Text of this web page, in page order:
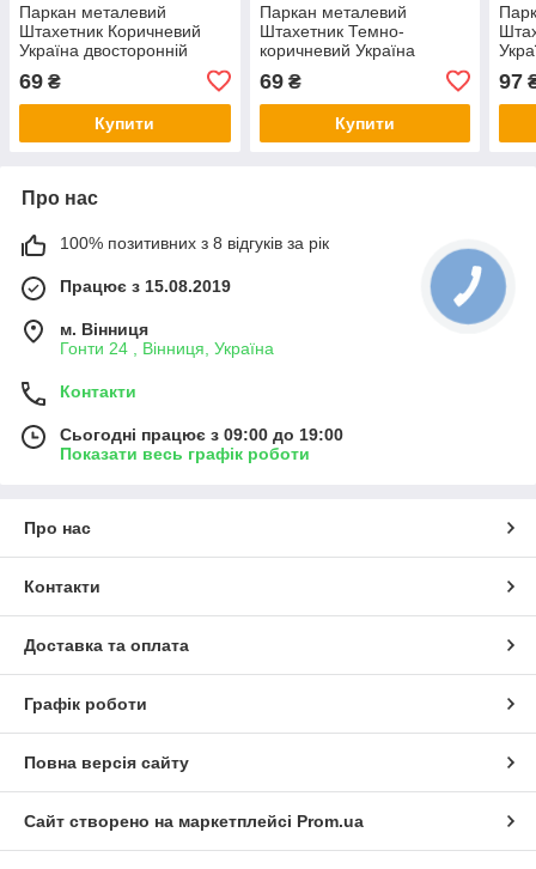
Паркан металевий
Штахетник Коричневий
Україна двосторонній
висота 1,2м рал 8017 мат
0,45 мм
69 ₴
Купити
Паркан металевий
Штахетник Темно-
коричневий Україна
двосторонній висота 1,2м
рал 8019 мат 0,45 мм
69₴
Купити
0,5
97
Про нас
100% позитивних з 8 відгуків за рік
Працює з 15.08.2019
м. Вінниця
Гонти 24 , Вінниця, Україна
Контакти
Сьогодні працює з 09:00 до 19:00
Показати весь графік роботи
Про нас
Контакти
Доставка та оплата
Графік роботи
Повна версія сайту
Сайт створено на маркетплейсі Prom.ua